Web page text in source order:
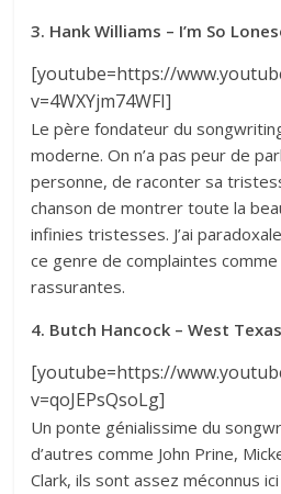
3. Hank Williams – I’m So
[youtube=https://
v=4WXYjm74WFI]
Le père fondateur du
moderne. On n’a pas peur de
personne, de raconter sa
chanson de montrer toute la
infinies tristesses. J’ai
ce genre de complaintes
rassurantes.
4. Butch Hancock – West
[youtube=https://
v=qoJEPsQsoLg]
Un ponte génialissime du
d’autres comme John Prine,
Clark, ils sont assez méconnus